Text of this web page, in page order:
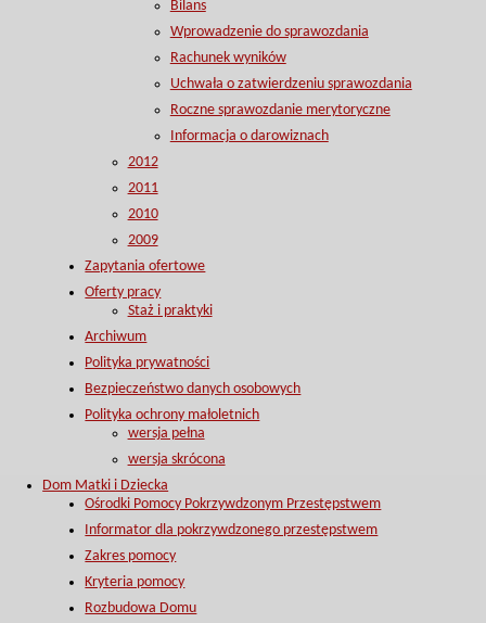
Bilans
Wprowadzenie do sprawozdania
Rachunek wyników
Uchwała o zatwierdzeniu sprawozdania
Roczne sprawozdanie merytoryczne
Informacja o darowiznach
2012
2011
2010
2009
Zapytania ofertowe
Oferty pracy
Staż i praktyki
Archiwum
Polityka prywatności
Bezpieczeństwo danych osobowych
Polityka ochrony małoletnich
wersja pełna
wersja skrócona
Dom Matki i Dziecka
Ośrodki Pomocy Pokrzywdzonym Przestępstwem
Informator dla pokrzywdzonego przestępstwem
Zakres pomocy
Kryteria pomocy
Rozbudowa Domu